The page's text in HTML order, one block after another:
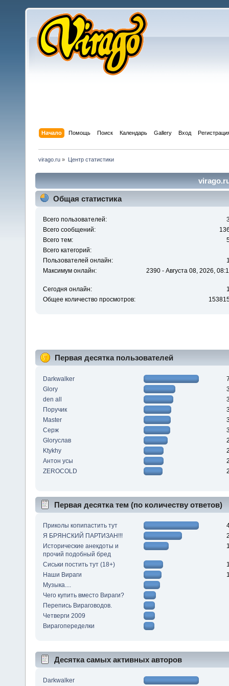
Начало Помощь Поиск Календарь Gallery Вход
virago.ru » Центр статистики
Общая статистика
Всего пользователей:
Всего сообщений:
Всего тем:
Всего категорий:
Пользователей онлайн:
Максимум онлайн:
2390 - Августа 08, 2026,
Сегодня онлайн:
Общее количество просмотров:
Первая десятка пользователей
Darkwalker
Glory
den all
Поручик
Master
Серж
Gloryслав
Ktykhy
Антон усы
ZEROCOLD
Первая десятка тем (по количеству ответов)
Приколы копипастить тут
Я БРЯНСКИЙ ПАРТИЗАН!!!
Исторические анекдоты и
прочий подобный бред
Сиськи постить тут (18+)
Наши Вираги
Музыка....
Чего купить вместо Вираги?
Перепись Вираговодов.
Четверги 2009
Вирагопеределки
Десятка самых активных авторов
Darkwalker